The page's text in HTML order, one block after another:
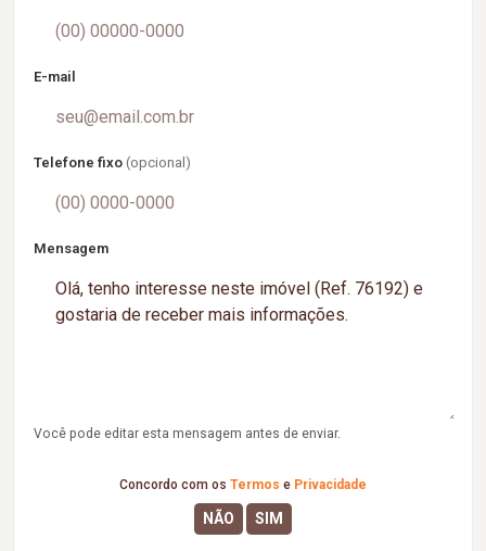
E-mail
Telefone fixo (opcional)
Mensagem
Você pode editar esta mensagem antes de enviar.
Concordo com os Termos e Privacidade